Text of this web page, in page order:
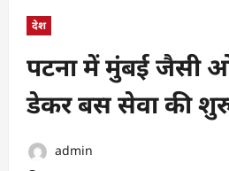
देश
पटना में मुंबई जैसी
डेकर बस सेवा की
admin